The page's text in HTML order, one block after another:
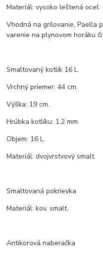
Materiál: vysoko leštená oceľ.
Vhodná na grilovanie, Paella
varenie na plynovom horáku
Smaltovaný kotlík 16 L
Vrchný priemer: 44 cm.
Výška: 19 cm.
Hrúbka kotlíku: 1,2 mm.
Objem: 16 L.
Materiál: dvojvrstvový smalt.
Smaltovaná pokrievka
Materiál: kov, smalt.
Antikorová naberačka